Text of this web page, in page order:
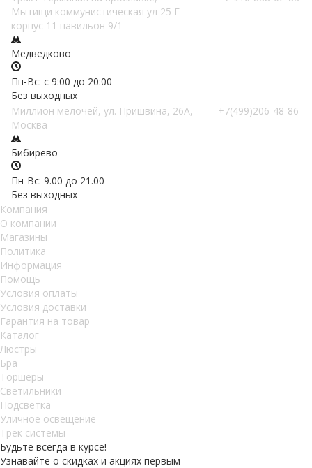
Мытищи коммунистическая ул 25 Г
корпус 11 павильон 9/1
Медведково
Пн-Вс: с 9:00 до 20:00
Без выходных
Миллион мелочей, ул. Пришвина, 26А,
Москва
Бибирево
Пн-Вс: 9.00 до 21.00
Без выходных
+7(499)206-48-86
Компания
О компании
Магазины
Политика
Информация
Помощь
Условия оплаты
Условия доставки
Гарантия на товар
Каталог
Люстры
Бра
Торшеры
Светильники
Подсветка
Уличное освещение
Трек системы
Будьте всегда в курсе!
Узнавайте о скидках и акциях первым